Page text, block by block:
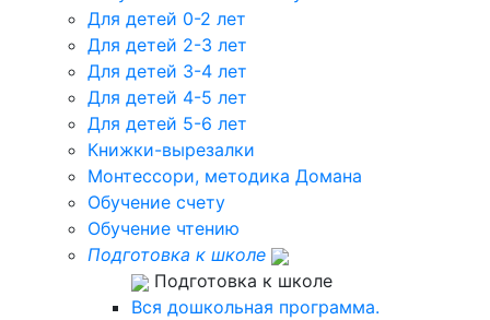
Для детей 0-2 лет
Для детей 2-3 лет
Для детей 3-4 лет
Для детей 4-5 лет
Для детей 5-6 лет
Книжки-вырезалки
Монтессори, методика Домана
Обучение счету
Обучение чтению
Подготовка к школе
Подготовка к школе
Вся дошкольная программа.